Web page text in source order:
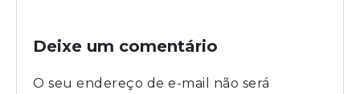
Deixe um comentário
O seu endereço de e-mail não será